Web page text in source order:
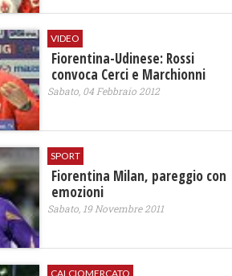
VIDEO
Fiorentina-Udinese: Rossi
convoca Cerci e Marchionni
Sabato, 04 Febbraio 2012
SPORT
Fiorentina Milan, pareggio con
emozioni
Sabato, 19 Novembre 2011
CALCIOMERCATO